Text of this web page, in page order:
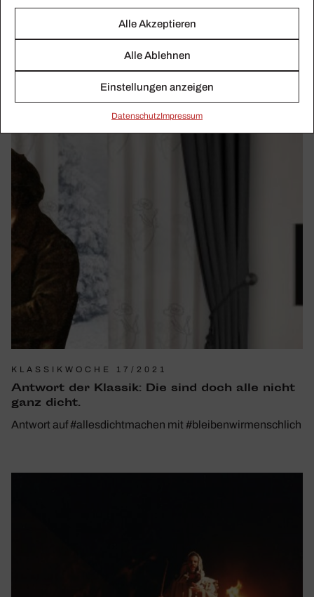
Alle Akzeptieren
Alle Ablehnen
Einstellungen anzeigen
Daten­schutzImpressum
IMPULS-Festival
KLASSIKWOCHE 17/2021
Antwort der Klassik: Die sind doch alle nicht
ganz dicht.
Antwort auf #allesdichtmachen mit #bleibenwirmenschlich